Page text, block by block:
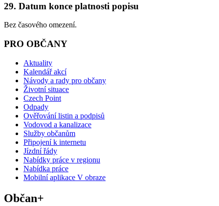
29. Datum konce platnosti popisu
Bez časového omezení.
PRO OBČANY
Aktuality
Kalendář akcí
Návody a rady pro občany
Životní situace
Czech Point
Odpady
Ověřování listin a podpisů
Vodovod a kanalizace
Služby občanům
Připojení k internetu
Jízdní řády
Nabídky práce v regionu
Nabídka práce
Mobilní aplikace V obraze
Občan+